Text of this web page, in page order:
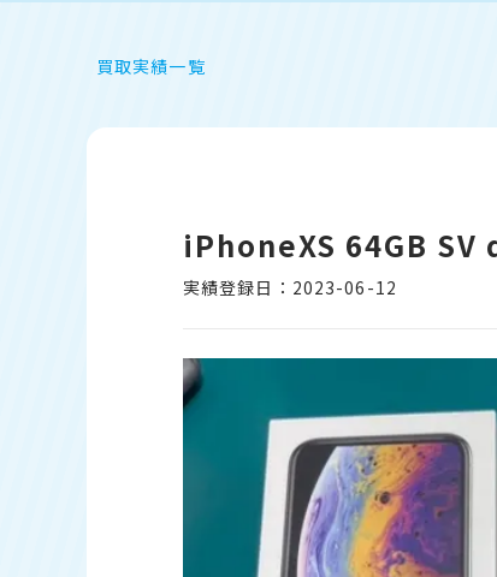
買取実績一覧
iPhoneXS 64GB SV
実績登録日：2023-06-12